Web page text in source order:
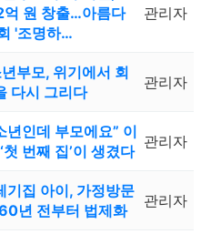
억 원 창출…아름다
'조명하…
관리자
부모, 위기에서 회
다시 그리다
관리자
인데 부모에요” 이
번째 집’이 생겼다
관리자
집 아이, 가정방문
년 전부터 법제화
관리자